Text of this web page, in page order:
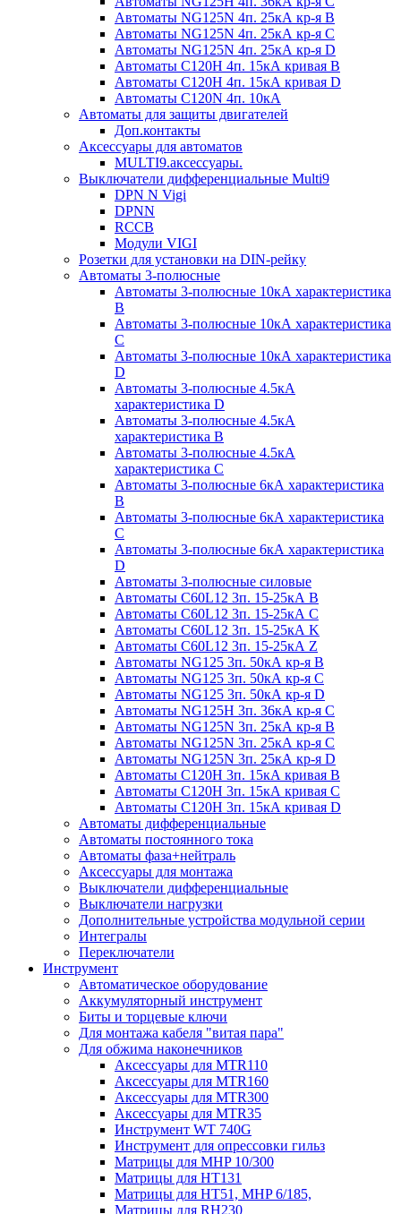
Автоматы NG125N 4п. 25кА кр-я B
Автоматы NG125N 4п. 25кА кр-я C
Автоматы NG125N 4п. 25кА кр-я D
Автоматы С120H 4п. 15кА кривая B
Автоматы С120H 4п. 15кА кривая D
Автоматы С120N 4п. 10кА
Автоматы для защиты двигателей
Доп.контакты
Аксессуары для автоматов
MULTI9.аксессуары.
Выключатели дифференциальные Multi9
DPN N Vigi
DPNN
RCCB
Модули VIGI
Розетки для установки на DIN-рейку
Автоматы 3-полюсные
Автоматы 3-полюсные 10кА характеристика
B
Автоматы 3-полюсные 10кА характеристика
C
Автоматы 3-полюсные 10кА характеристика
D
Автоматы 3-полюсные 4.5кА
характеристика D
Автоматы 3-полюсные 4.5кА
характеристика В
Автоматы 3-полюсные 4.5кА
характеристика С
Автоматы 3-полюсные 6кА характеристика
B
Автоматы 3-полюсные 6кА характеристика
C
Автоматы 3-полюсные 6кА характеристика
D
Автоматы 3-полюсные силовые
Автоматы C60L12 3п. 15-25кА B
Автоматы C60L12 3п. 15-25кА C
Автоматы C60L12 3п. 15-25кА K
Автоматы C60L12 3п. 15-25кА Z
Автоматы NG125 3п. 50кА кр-я B
Автоматы NG125 3п. 50кА кр-я C
Автоматы NG125 3п. 50кА кр-я D
Автоматы NG125H 3п. 36кА кр-я C
Автоматы NG125N 3п. 25кА кр-я B
Автоматы NG125N 3п. 25кА кр-я C
Автоматы NG125N 3п. 25кА кр-я D
Автоматы С120Н 3п. 15кА кривая B
Автоматы С120Н 3п. 15кА кривая C
Автоматы С120Н 3п. 15кА кривая D
Автоматы дифференциальные
Автоматы постоянного тока
Автоматы фаза+нейтраль
Аксессуары для монтажа
Выключатели дифференциальные
Выключатели нагрузки
Дополнительные устройства модульной серии
Интегралы
Переключатели
Инструмент
Автоматическое оборудование
Аккумуляторный инструмент
Биты и торцевые ключи
Для монтажа кабеля "витая пара"
Для обжима наконечников
Аксессуары для MTR110
Аксессуары для MTR160
Аксессуары для MTR300
Аксессуары для MTR35
Инструмент WT 740G
Инструмент для опрессовки гильз
Матрицы для MHP 10/300
Матрицы для НТ131
Матрицы для НТ51, MHP 6/185,
Матрицы для RH230